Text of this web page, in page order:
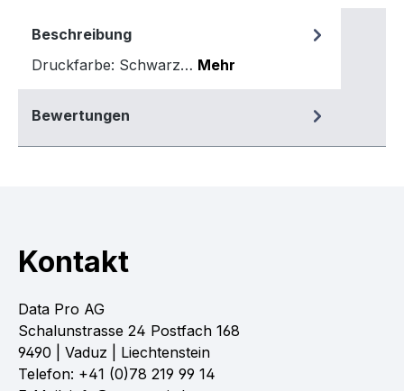
Beschreibung
Druckfarbe: Schwarz… Mehr
Bewertungen
Kontakt
Data Pro AG
Schalunstrasse 24 Postfach 168
9490 | Vaduz | Liechtenstein
Telefon: +41 (0)78 219 99 14